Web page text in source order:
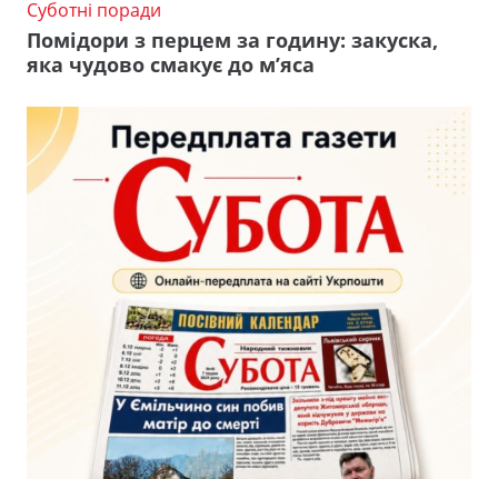
Суботні поради
Помідори з перцем за годину: закуска,
яка чудово смакує до м’яса